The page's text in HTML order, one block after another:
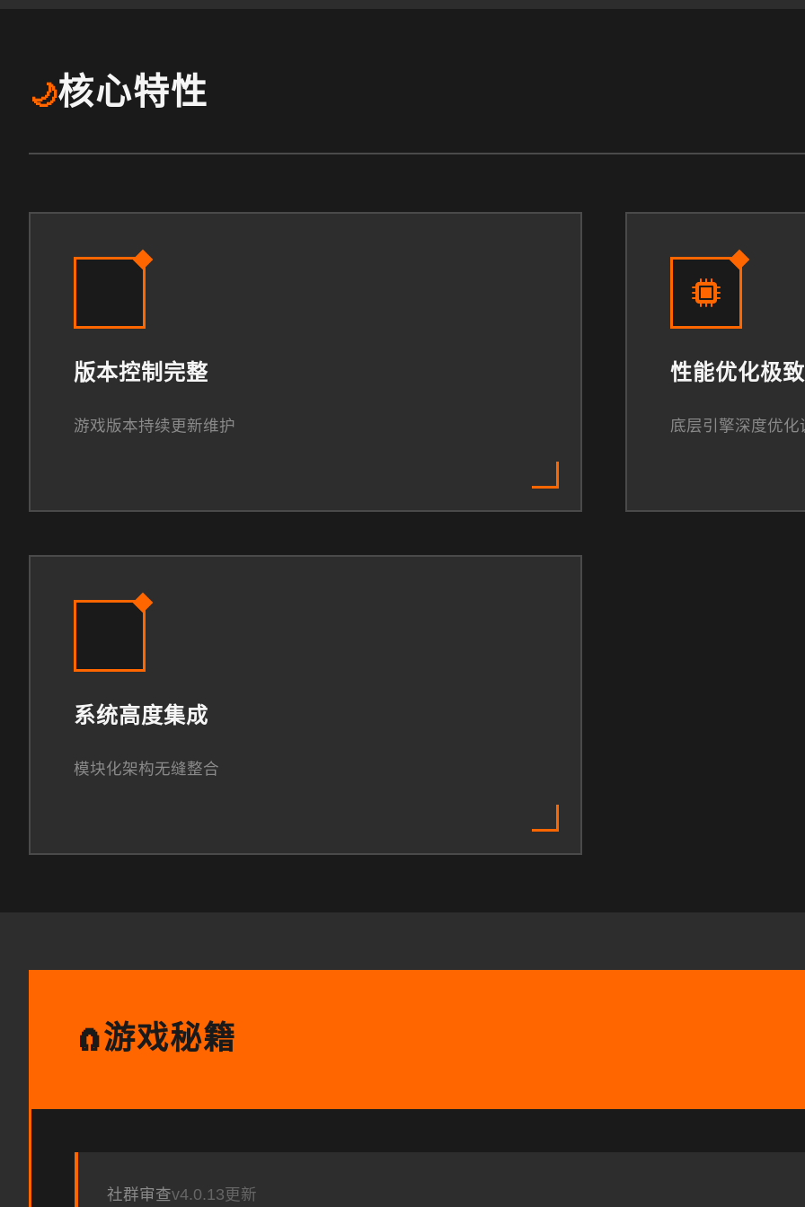
🌙核心特性
版本控制完整
游戏版本持续更新维护
性能优化极致
底层引擎深度优化
系统高度集成
模块化架构无缝整合
🧲游戏秘籍
社群审查v4.0.13更新